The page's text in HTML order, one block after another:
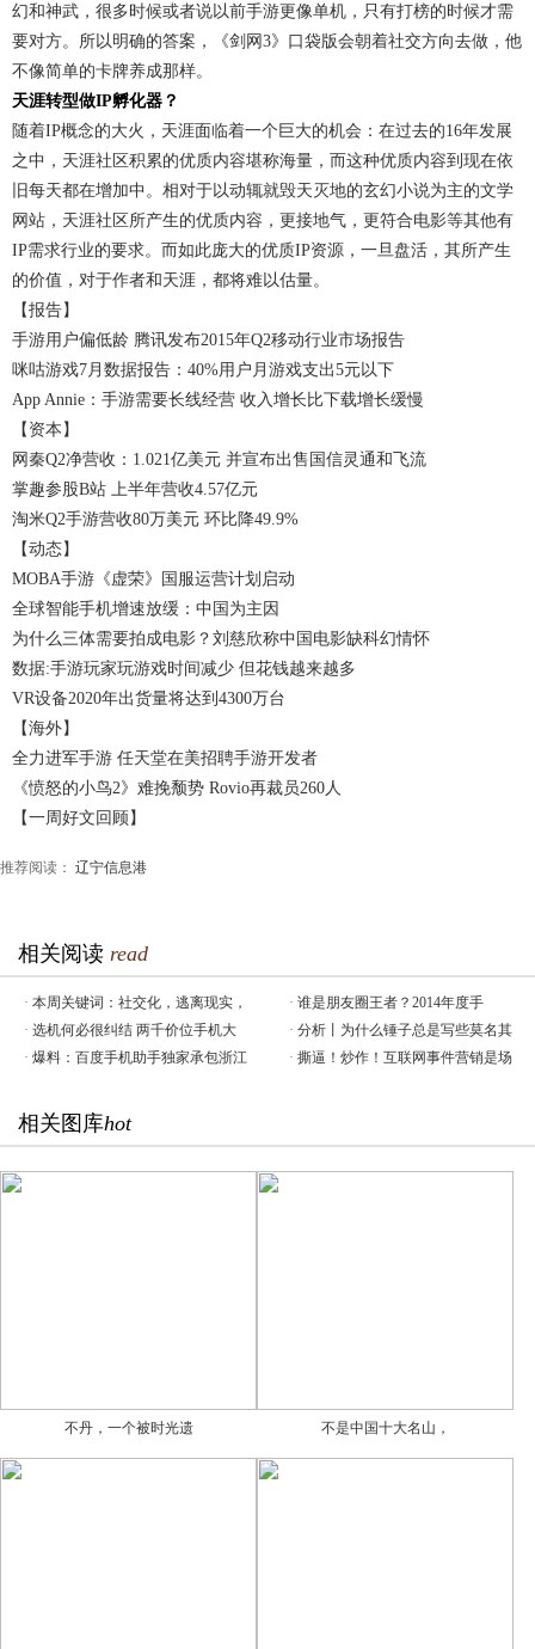
幻和神武，很多时候或者说以前手游更像单机，只有打榜的时候才需
要对方。所以明确的答案，《剑网3》口袋版会朝着社交方向去做，他
不像简单的卡牌养成那样。
天涯转型做IP孵化器？
随着IP概念的大火，天涯面临着一个巨大的机会：在过去的16年发展
之中，天涯社区积累的优质内容堪称海量，而这种优质内容到现在依
旧每天都在增加中。相对于以动辄就毁天灭地的玄幻小说为主的文学
网站，天涯社区所产生的优质内容，更接地气，更符合电影等其他有
IP需求行业的要求。而如此庞大的优质IP资源，一旦盘活，其所产生
的价值，对于作者和天涯，都将难以估量。
【报告】
手游用户偏低龄 腾讯发布2015年Q2移动行业市场报告
咪咕游戏7月数据报告：40%用户月游戏支出5元以下
App Annie：手游需要长线经营 收入增长比下载增长缓慢
【资本】
网秦Q2净营收：1.021亿美元 并宣布出售国信灵通和飞流
掌趣参股B站 上半年营收4.57亿元
淘米Q2手游营收80万美元 环比降49.9%
【动态】
MOBA手游《虚荣》国服运营计划启动
全球智能手机增速放缓：中国为主因
为什么三体需要拍成电影？刘慈欣称中国电影缺科幻情怀
数据:手游玩家玩游戏时间减少 但花钱越来越多
VR设备2020年出货量将达到4300万台
【海外】
全力进军手游 任天堂在美招聘手游开发者
《愤怒的小鸟2》难挽颓势 Rovio再裁员260人
【一周好文回顾】
推荐阅读： 辽宁信息港
相关阅读 read
· 本周关键词：社交化，逃离现实， · 谁是朋友圈王者？2014年度手
· 选机何必很纠结 两千价位手机大 · 分析丨为什么锤子总是写些莫名其
· 爆料：百度手机助手独家承包浙江 · 撕逼！炒作！互联网事件营销是场
相关图库hot
不丹，一个被时光遗 不是中国十大名山，